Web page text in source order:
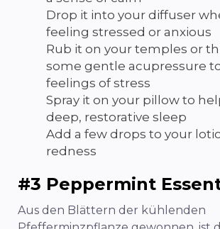
Drop it into your diffuser
feeling stressed or anxious
Rub it on your temples or
some gentle acupressure
feelings of stress
Spray it on your pillow to
deep, restorative sleep
Add a few drops to your
redness
#3 Peppermint
Aus den Blättern der kühlenden